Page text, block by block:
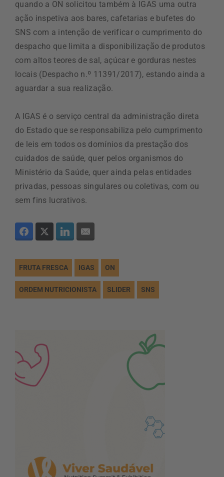
quando a ON solicitou também à IGAS uma outra
ação inspetiva aos bares, cafetarias e bufetes do
SNS com a intenção de verificar o cumprimento do
despacho que limita a disponibilização de produtos
com altos teores de sal, açúcar e gorduras nestes
locais (Despacho n.º 11391/2017), estando ainda a
aguardar a sua realização.
A IGAS é o serviço central da administração direta
do Estado que se responsabiliza pelo cumprimento
de leis em todos os domínios da prestação dos
cuidados de saúde, quer pelos organismos do
Ministério da Saúde, quer ainda pelas entidades
privadas, pessoas singulares ou coletivas, com ou
sem fins lucrativos.
FRUTA FRESCA IGAS ON
ORDEM NUTRICIONISTA SLIDER SNS